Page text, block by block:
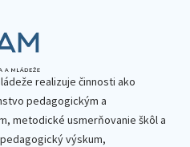
realizuje činnosti ako
pedagogickým a
metodické usmerňovanie škôl a
výskum,